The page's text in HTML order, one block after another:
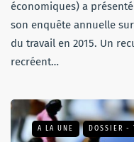
économiques) a
son enquête annuelle
du travail en 2015. Un
recréent…
A LA UNE DOSSIER -